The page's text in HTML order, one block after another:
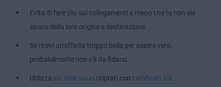
Evita di fare clic sui collegamenti a meno che tu non sia
sicuro della loro origine e destinazione.
Se ricevi un'offerta troppo bella per essere vera,
probabilmente non c'è da fidarsi.
Utilizza siti Web sicuri criptati con certificati SSL.